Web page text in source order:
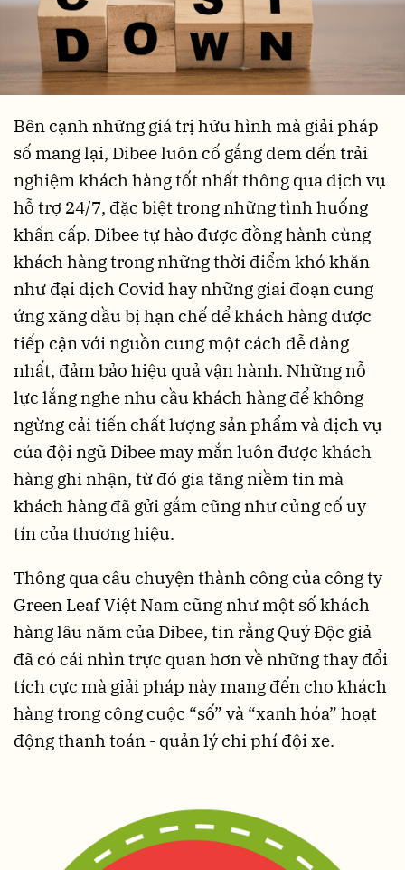
Bên cạnh những giá trị hữu hình mà giải pháp
số mang lại, Dibee luôn cố gắng đem đến trải
nghiệm khách hàng tốt nhất thông qua dịch vụ
hỗ trợ 24/7, đặc biệt trong những tình huống
khẩn cấp. Dibee tự hào được đồng hành cùng
khách hàng trong những thời điểm khó khăn
như đại dịch Covid hay những giai đoạn cung
ứng xăng dầu bị hạn chế để khách hàng được
tiếp cận với nguồn cung một cách dễ dàng
nhất, đảm bảo hiệu quả vận hành. Những nỗ
lực lắng nghe nhu cầu khách hàng để không
ngừng cải tiến chất lượng sản phẩm và dịch vụ
của đội ngũ Dibee may mắn luôn được khách
hàng ghi nhận, từ đó gia tăng niềm tin mà
khách hàng đã gửi gắm cũng như củng cố uy
tín của thương hiệu.
Thông qua câu chuyện thành công của công ty
Green Leaf Việt Nam cũng như một số khách
hàng lâu năm của Dibee, tin rằng Quý Độc giả
đã có cái nhìn trực quan hơn về những thay đổi
tích cực mà giải pháp này mang đến cho khách
hàng trong công cuộc “số” và “xanh hóa” hoạt
động thanh toán - quản lý chi phí đội xe.